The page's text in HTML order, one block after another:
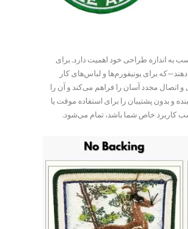
به اندازه طراحی خود اهمیت دارد. برای
برای یونیفورم‌ها و لباس‌های کار
مجدد آسان را فراهم می‌کند و آن را
و بدون پشتیبان را برای استفاده موقت یا
کاربرد خاص شما باشد، تمام می‌شود.